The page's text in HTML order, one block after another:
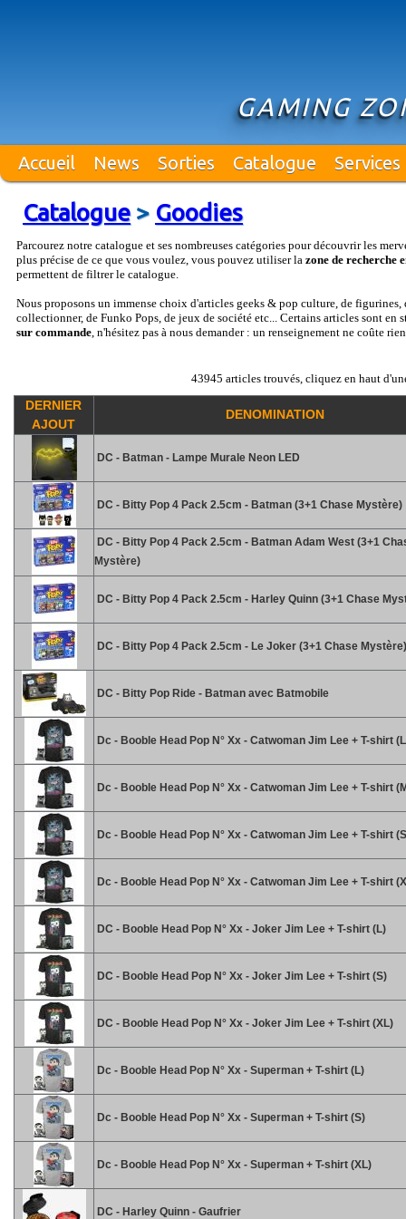
GAMING
Accueil News Sorties Catalogue Services
Catalogue> Goodies
Parcourez notre catalogue et ses nombreuses catégories pour découvrir les
plus précise de ce que vous voulez, vous pouvez utiliser la zone de recherche
permettent de filtrer le catalogue.
Nous proposons un immense choix d'articles geeks & pop culture, de figurines,
collectionner, de Funko Pops, de jeux de société etc... Certains articles sont en
sur commande, n'hésitez pas à nous demander : un renseignement ne coûte
43945 articles trouvés, cliquez en haut
DERNIER
AJOUT
DENOMINATION
DC - Batman - Lampe Murale Neon LED
DC - Bitty Pop 4 Pack 2.5cm - Batman (3+1 Chase Mystère)
DC - Bitty Pop 4 Pack 2.5cm - Batman Adam West (3+1
Mystère)
DC - Bitty Pop 4 Pack 2.5cm - Harley Quinn (3+1 Chase
DC - Bitty Pop 4 Pack 2.5cm - Le Joker (3+1 Chase Mystère)
DC - Bitty Pop Ride - Batman avec Batmobile
Dc - Booble Head Pop N° Xx - Catwoman Jim Lee + T-shirt
Dc - Booble Head Pop N° Xx - Catwoman Jim Lee + T-shirt
Dc - Booble Head Pop N° Xx - Catwoman Jim Lee + T-shirt
Dc - Booble Head Pop N° Xx - Catwoman Jim Lee + T-shirt
DC - Booble Head Pop N° Xx - Joker Jim Lee + T-shirt (L)
DC - Booble Head Pop N° Xx - Joker Jim Lee + T-shirt (S)
DC - Booble Head Pop N° Xx - Joker Jim Lee + T-shirt (XL)
Dc - Booble Head Pop N° Xx - Superman + T-shirt (L)
Dc - Booble Head Pop N° Xx - Superman + T-shirt (S)
Dc - Booble Head Pop N° Xx - Superman + T-shirt (XL)
DC - Harley Quinn - Gaufrier